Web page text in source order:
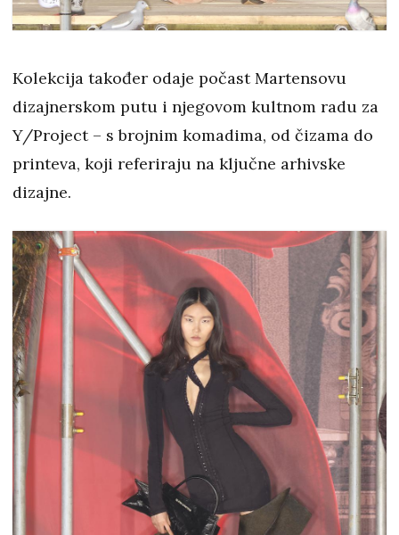
Kolekcija također odaje počast Martensovu
dizajnerskom putu i njegovom kultnom radu za
Y/Project – s brojnim komadima, od čizama do
printeva, koji referiraju na ključne arhivske
dizajne.